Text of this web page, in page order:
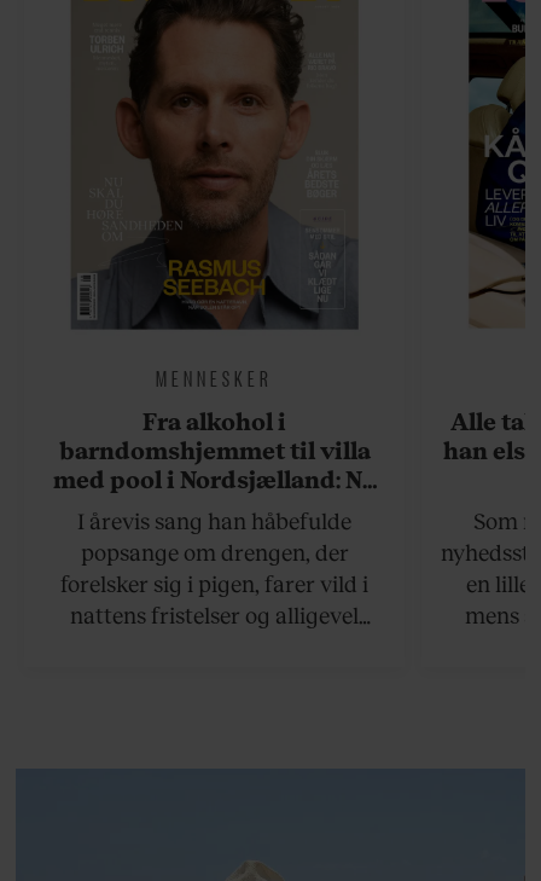
MENNESKER
Fra alkohol i
barndomshjemmet til villa
med pool i Nordsjælland: Nu
skal du høre sandheden om
Rasmus Seebach
I årevis sang han håbefulde
popsange om drengen, der
forelsker sig i pigen, farer vild i
nattens fristelser og alligevel
arv, angst, familieliv, frygten for
Alle
han
Som
en lille
mens